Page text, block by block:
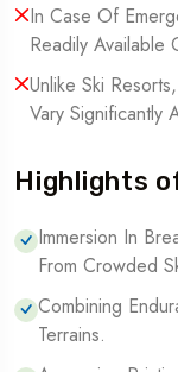
In Case Of
Readily Available
Unlike Ski
Vary Significantly
Highlights
Immersion In
From Crowded
Combining
Terrains.